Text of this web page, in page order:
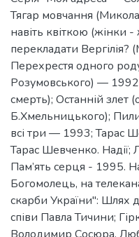
Тягар мовчання
навіть квіткою (жінки
перекладати
Перехрестя одного
Розумовського) —
смерть); Останній злет
Б.Хмельницького);
всі три — 1993; Тарас
Тарас Шевченко.
Пам’ять серця - 1995.
Богомолець, на
скарби України": Шлях
співи Павла Тичини;